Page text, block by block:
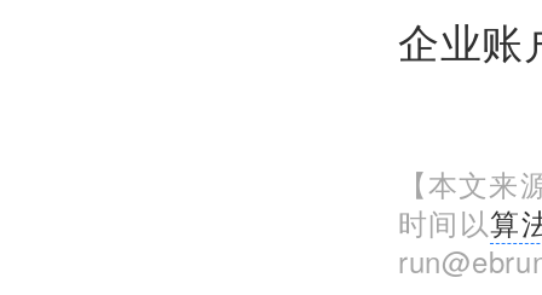
企业账
【本文
时间以算